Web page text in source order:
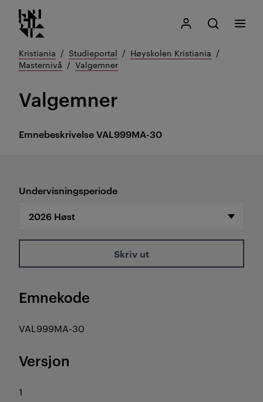
Gå
til
innhold
Kristiania logo
Mitt Kristiania
Åpne søk
Søk
Meny
Kristiania Studieportal
Høyskolen Kristiania
Masternivå
Valgemner
EmnebeskrivelseVAL999MA-30
Valgemner
Undervisningsperiode
Skriv ut
Emnekode
VAL999MA-30
Versjon
1